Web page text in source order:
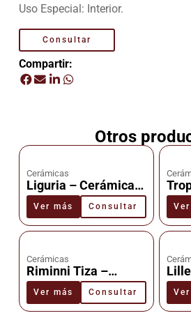
Uso Especial: Interior.
Consultar
Compartir:
Otros
Cerámicas
Liguria – Cerámica –
Cañuelas
Ver más Consultar
Cerámicas
Riminni Tiza –
Cerámica –
Cañuelas
Ver más Consultar